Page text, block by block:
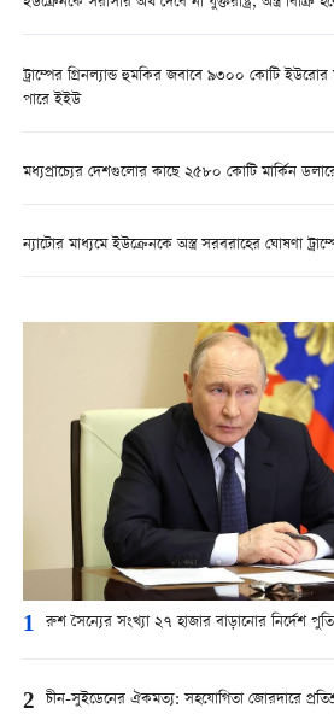
ট্রাম্পের গ্রিনল্যান্ড হুমকির জবাবে ৯৩০০ কোটি
পারে ইইউ
মধ্যপ্রাচ্যের দেশগুলোর কাছে ২৫৮০ কোটি মার্কিন
ন্যাটোর মাধ্যমে ইউক্রেনকে অস্ত্র সরবরাহের ঘোষণা
1 রুশ সৈন্যের সংখ্যা ২৭ হাজার বাড়ানোর নির্দেশ
2 চীন-সুইডেনের ঐকমত্য: সহযোগিতা জোরদারে